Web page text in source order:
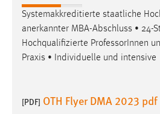
Systemakkreditierte staatliche
anerkannter MBA-Abschluss • 24-
Hochqualifizierte ProfessorInnen
Praxis • Individuelle und intensive
[PDF] OTH Flyer DMA 2023 pdf